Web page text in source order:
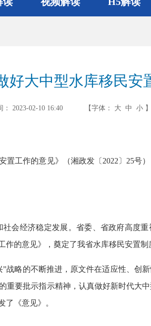
大中型水库移民安
2023-02-10 16:40 【字体： 大 中 小 】
工作的意见》（湘政发〔2022〕25号
经济稳定发展。省委、省政府高度重
的意见》，奠定了我省水库移民安置制
略的不断推进，原文件在适应性、创
要批示指示精神，认真做好新时代大
《意见》。